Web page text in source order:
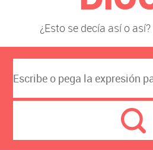
¿Esto se decía así o